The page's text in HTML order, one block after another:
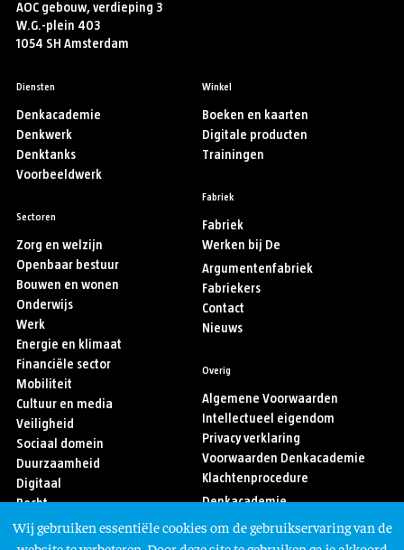
AOC gebouw, verdieping 3
W.G.-plein 403
1054 SH Amsterdam
Diensten
Denkacademie
Denkwerk
Denktanks
Voorbeeldwerk
Sectoren
Zorg en welzijn
Openbaar bestuur
Bouwen en wonen
Onderwijs
Werk
Energie en klimaat
Financiële sector
Mobiliteit
Cultuur en media
Veiligheid
Sociaal domein
Duurzaamheid
Digitaal
Recht
Sport
Asiel en migratie
Winkel
Boeken en kaarten
Digitale producten
Trainingen
Fabriek
Fabriek
Werken bij De
Argumentenfabriek
Fabriekers
Contact
Nieuws
Overig
Algemene Voorwaarden
Intellectueel eigendom
Privacy verklaring
Voorwaarden Denkacademie
Klachtenprocedure
Denkacademie
Volg ons
Wij gebruiken essentiële cookies om de gebruikservaring van de